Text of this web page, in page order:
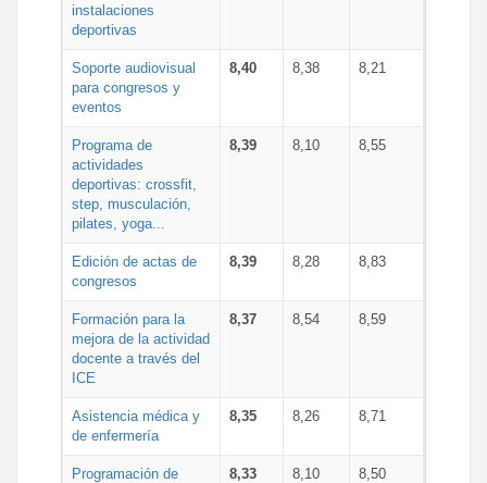
instalaciones
deportivas
Soporte audiovisual
para congresos y
eventos
8,40 8,38 8,21
Programa de
actividades
deportivas: crossfit,
step, musculación,
pilates, yoga...
8,39 8,10 8,55
Edición de actas de
congresos
8,39 8,28 8,83
Formación para la
mejora de la actividad
docente a través del
ICE
8,37 8,54 8,59
Asistencia médica y
de enfermería
8,35 8,26 8,71
Programación de
8,33 8,10 8,50